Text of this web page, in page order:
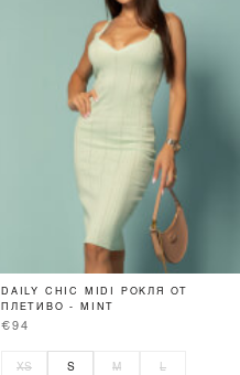
DAILY CHIC MIDI РОКЛЯ ОТ
ПЛЕТИВО - MINT
€94
XS S M L